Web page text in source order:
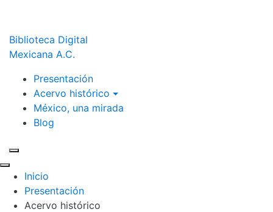
Biblioteca Digital
Mexicana A.C.
Presentación
Acervo histórico
México, una mirada
Blog
Inicio
Presentación
Acervo histórico